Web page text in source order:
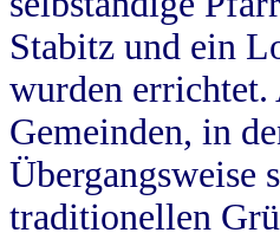
Stabitz und ein
wurden errichtet.
Gemeinden, in
Übergangsweise
traditionellen